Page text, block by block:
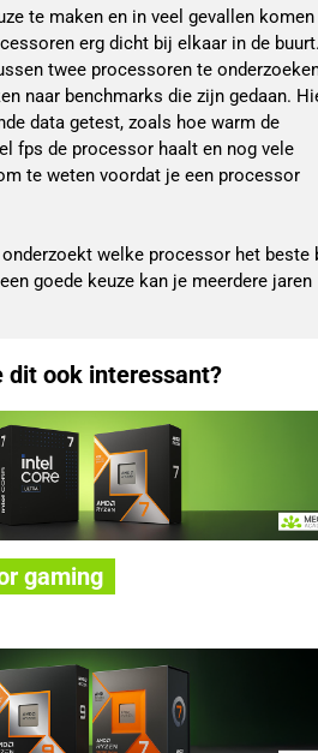
te maken en in veel gevallen komen
erg dicht bij elkaar in de
twee processoren te
naar benchmarks die zijn gedaan.
data getest, zoals hoe warm de
fps de processor haalt en nog vele
te weten voordat je een processor
welke processor het beste
goede keuze kan je meerdere jaren
dit ook interessant?
gaming